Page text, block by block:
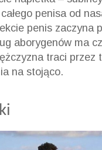
penisa od
penis zaczyna
aborygenów ma
traci przez
na stojąco.